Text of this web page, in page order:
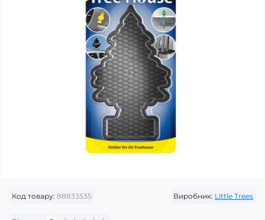
Код товару: 88833535 Виробник: Little Trees